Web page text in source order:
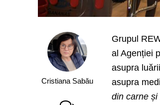
Cristiana Sabău
Grupul
al Agenției
asupra
asupra
din carne